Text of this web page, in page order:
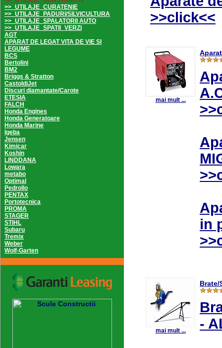
>>_UTILAJE_CURATENIE
>>_UTILAJE_PADURI/SILVICULTURA
>>_UTILAJE_SPALATORII AUTO
>>_UTILAJE_SPATII_VERZI
AGT
APARAT DE LEGAT VITA DE VIE SI
LEGUME
BCS
Bertolini
BM2
Briggs & Stratton
CastoldiJet
Discuri diamantate/Carote
ETESIA
FALCH
Honda Engines
Honda Generatoare
Honda Marine
Igeba
Jensen
Kimicar
Koshin
LINDDANA
Lowara
metabo
Optimal
Pedrollo
PENTAX
Portotecnica
PROMA
STAGER
STIHL
Subaru
Tremix
Weber
Wolf-Garten
>>click<<
mai mult ...
in
mai mult ...
-